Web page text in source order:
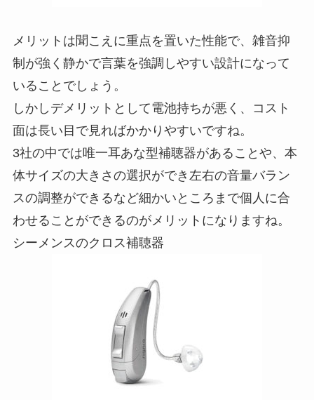
メリットは聞こえに重点を置いた性能で、雑音抑
制が強く静かで言葉を強調しやすい設計になって
いることでしょう。
しかしデメリットとして電池持ちが悪く、コスト
面は長い目で見ればかかりやすいですね。
3社の中では唯一耳あな型補聴器があることや、本
体サイズの大きさの選択ができ左右の音量バラン
スの調整ができるなど細かいところまで個人に合
わせることができるのがメリットになりますね。
シーメンスのクロス補聴器